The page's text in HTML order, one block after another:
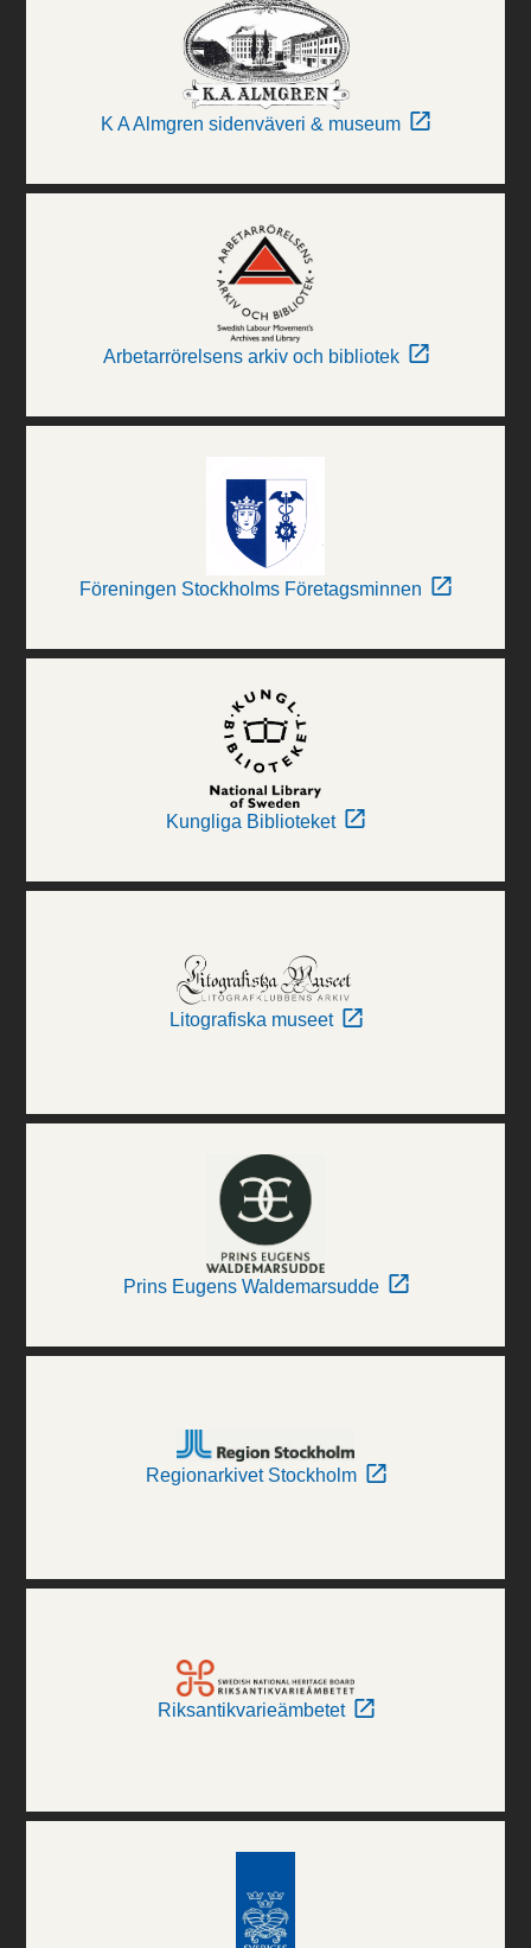
K A Almgren sidenväveri & museum
Arbetarrörelsens arkiv och bibliotek
Föreningen Stockholms Företagsminnen
Kungliga Biblioteket
Litografiska museet
Prins Eugens Waldemarsudde
Regionarkivet Stockholm
Riksantikvarieämbetet